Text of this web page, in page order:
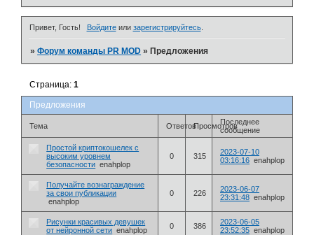
Привет, Гость! Войдитеили зарегистрируйтесь.
»Форум команды PR MOD » Предложения
Предложения
Страница:1
Тема ОтветовПросмотровПоследнее
сообщение
Простой криптокошелек с
высоким уровнем
безопасности enahplop
0 315
2023-07-10
03:16:16 enahplop
Получайте вознаграждение
за свои публикации
enahplop
0 226
2023-06-07
23:31:48 enahplop
Рисунки красивых девушек
от нейронной сети enahplop 0 386
2023-06-05
23:52:35 enahplop